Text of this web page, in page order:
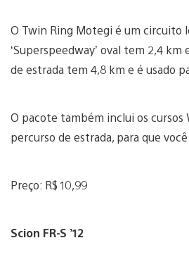
O Twin Ring Motegi é um circuito
‘Superspeedway’ oval tem 2,4
de estrada tem 4,8 km e é usado
O pacote também inclui os cursos
percurso de estrada, para que
Preço: R$ 10,99
Scion FR-S ’12